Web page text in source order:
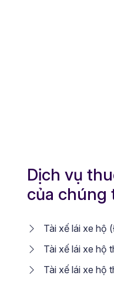
Dịch vụ
của chúng
Tài xế lái xe hộ
Tài xế lái xe hộ
Tài xế lái xe hộ